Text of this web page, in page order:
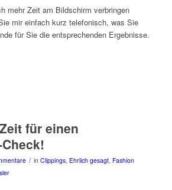
mehr Zeit am Bildschirm verbringen
mir einfach kurz telefonisch, was Sie
für Sie die entsprechenden Ergebnisse.
für einen
/ in Clippings, Ehrlich gesagt, Fashion